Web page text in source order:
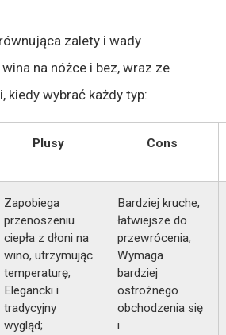
zalety i wady
na nóżce i bez, wraz ze
kiedy wybrać każdy typ:
Plusy Cons
Zapobiega
przenoszeniu
ciepła z dłoni na
wino, utrzymując
temperaturę;
Elegancki i
tradycyjny
wygląd;
Bardziej kruche,
łatwiejsze do
przewrócenia;
Wymaga
bardziej
ostrożnego
obchodzenia się
i